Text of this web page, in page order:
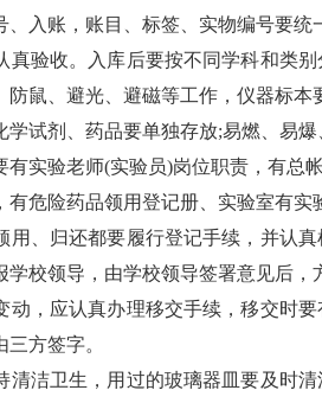
、入账，账目、标签、实物编号要统
真验收。入库后要按不同学科和类
鼠、避光、避磁等工作，仪器标本
学试剂、药品要单独存放;易燃、易
有实验老师(实验员)岗位职责，有总
危险药品领用登记册、实验室有实
用、归还都要履行登记手续，并认
校领导，由学校领导签署意见后，
动，应认真办理移交手续，移交时
方签字。
清洁卫生，用过的玻璃器皿要及时